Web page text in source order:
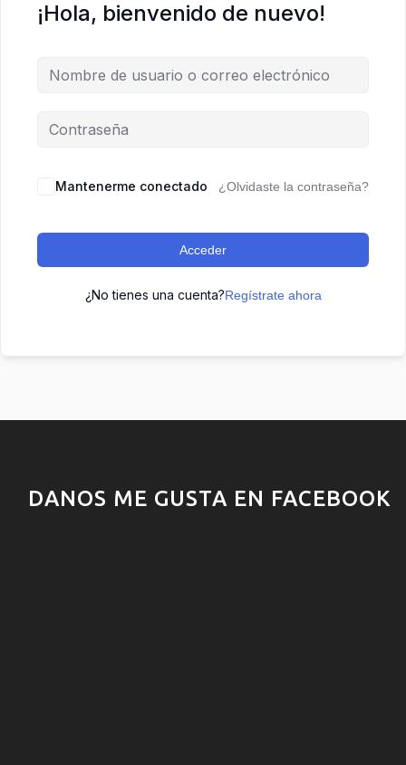
¡Hola, bienvenido de nuevo!
Mantenerme conectado ¿Olvidaste la contraseña?
Acceder
¿No tienes una cuenta?Regístrate ahora
DANOS ME GUSTA EN FACEBOOK